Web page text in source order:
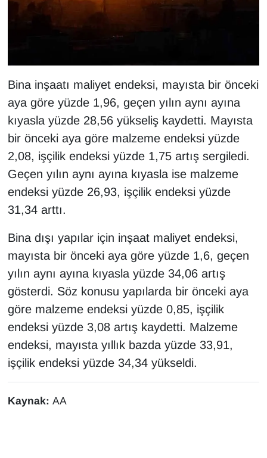
Bina inşaatı maliyet endeksi, mayısta bir önceki
aya göre yüzde 1,96, geçen yılın aynı ayına
kıyasla yüzde 28,56 yükseliş kaydetti. Mayısta
bir önceki aya göre malzeme endeksi yüzde
2,08, işçilik endeksi yüzde 1,75 artış sergiledi.
Geçen yılın aynı ayına kıyasla ise malzeme
endeksi yüzde 26,93, işçilik endeksi yüzde
31,34 arttı.
Bina dışı yapılar için inşaat maliyet endeksi,
mayısta bir önceki aya göre yüzde 1,6, geçen
yılın aynı ayına kıyasla yüzde 34,06 artış
gösterdi. Söz konusu yapılarda bir önceki aya
göre malzeme endeksi yüzde 0,85, işçilik
endeksi yüzde 3,08 artış kaydetti. Malzeme
endeksi, mayısta yıllık bazda yüzde 33,91,
işçilik endeksi yüzde 34,34 yükseldi.
Kaynak: AA
Resmi İlanlar
SAĞLIK
Seri İlan
Sinema - TV
SİYASET
SPOR
TEBRİK
TEKNOLOJİ
Turizm
VAN'DA SPOR
Vasıta
YAŞAM